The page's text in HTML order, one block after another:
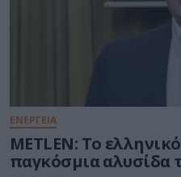
ΕΝΕΡΓΕΙΑ
METLEN: Το
παγκόσμια αλυσίδα